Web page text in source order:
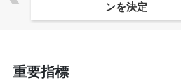
ンを決定
重要指標